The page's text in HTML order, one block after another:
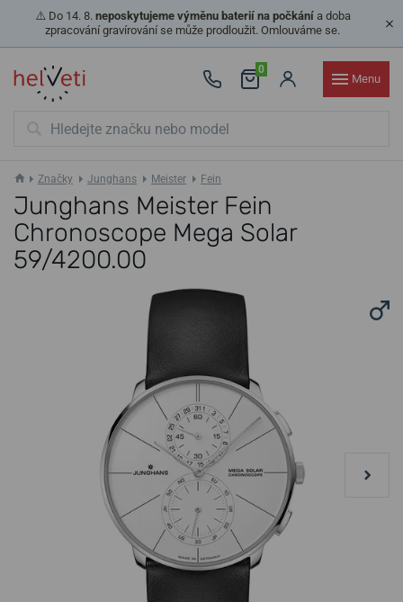
⚠️ Do 14. 8. neposkytujeme výměnu baterií na počkánía doba
zpracování gravírování se může prodloužit. Omlouváme se.
0
Menu
Značky Junghans Meister Fein
Junghans Meister Fein
Chronoscope Mega Solar
59/4200.00